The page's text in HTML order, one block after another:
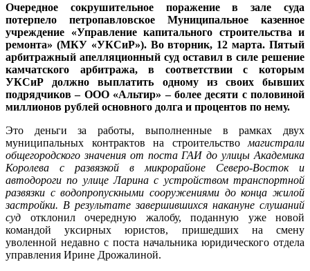
Очередное сокрушительное поражение в зале суда
потерпело петропавловское Муниципальное казенное
учреждение «Управление капитального строительства и
ремонта» (МКУ «УКСиР»). Во вторник, 12 марта. Пятый
арбитражный апелляционный суд оставил в силе решение
камчатского арбитража, в соответствии с которым
УКСиР должно выплатить одному из своих бывших
подрядчиков – ООО «Альтир» – более десяти с половиной
миллионов рублей основного долга и процентов по нему.
Это деньги за работы, выполненные в рамках двух
муниципальных контрактов на строительство магистрали
общегородского значения от поста ГАИ до улицы Академика
Королева с развязкой в микрорайоне Северо-Восток и
автодороги по улице Ларина с устройством транспортной
развязки с водопропускными сооружениями до конца жилой
застройки. В результате завершившихся накануне слушаний
суд отклонил очередную жалобу, поданную уже новой
командой уксирных юристов, пришедших на смену
уволенной недавно с поста начальника юридического отдела
управления Ирине Дрожалиной.